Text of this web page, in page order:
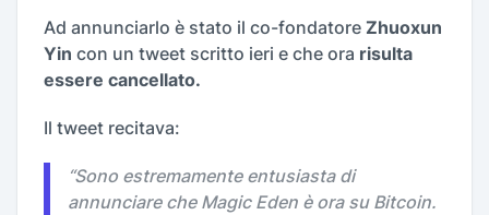
Ad annunciarlo è stato il co-fondatore Zhuoxun
Yin con un tweet scritto ieri e che ora risulta
essere cancellato.
Il tweet recitava:
“Sono estremamente entusiasta di
annunciare che Magic Eden è ora su Bitcoin.